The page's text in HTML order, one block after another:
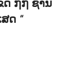
ດ “